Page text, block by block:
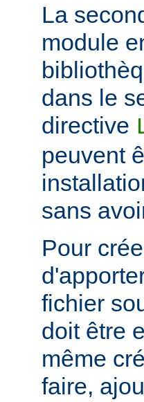
La
module
dans le
directive
peuvent
sans
Pour
fichier
doit être
même
faire,